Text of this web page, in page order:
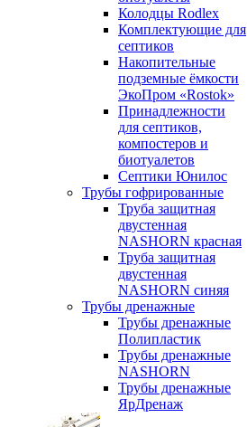
Колодцы Rodlex
Комплектующие для
септиков
Накопительные
подземные ёмкости
ЭкоПром «Rostok»
Принадлежности
для септиков,
компостеров и
биотуалетов
Септики Юнилос
Трубы гофрированные
Труба защитная
двустенная
NASHORN красная
Труба защитная
двустенная
NASHORN синяя
Трубы дренажные
Трубы дренажные
Полипластик
Трубы дренажные
NASHORN
Трубы дренажные
ЯрДренаж